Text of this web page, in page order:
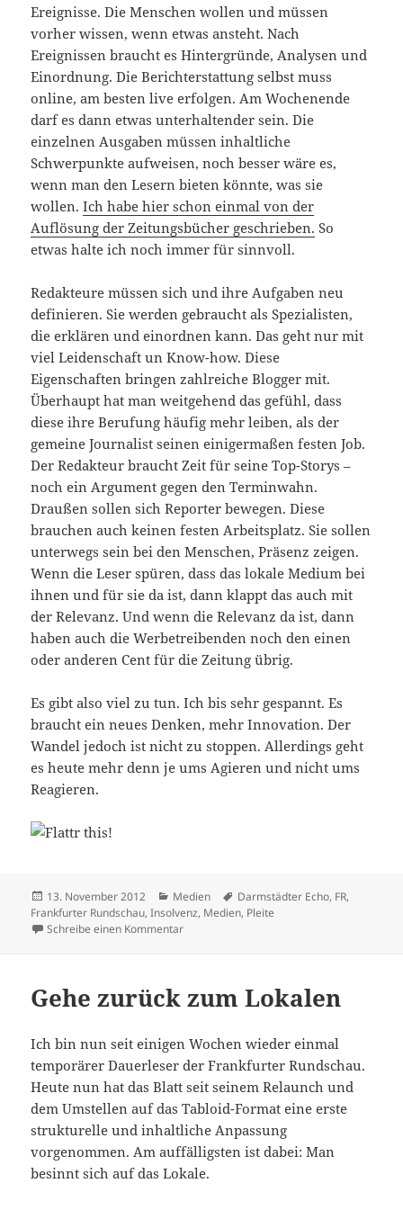
Ereignisse. Die Menschen wollen und müssen
vorher wissen, wenn etwas ansteht. Nach
Ereignissen braucht es Hintergründe, Analysen und
Einordnung. Die Berichterstattung selbst muss
online, am besten live erfolgen. Am Wochenende
darf es dann etwas unterhaltender sein. Die
einzelnen Ausgaben müssen inhaltliche
Schwerpunkte aufweisen, noch besser wäre es,
wenn man den Lesern bieten könnte, was sie
wollen.Ich habe hier schon einmal von der
Auflösung der Zeitungsbücher geschrieben. So
etwas halte ich noch immer für sinnvoll.
Redakteure müssen sich und ihre Aufgaben neu
definieren. Sie werden gebraucht als Spezialisten,
die erklären und einordnen kann. Das geht nur mit
viel Leidenschaft un Know-how. Diese
Eigenschaften bringen zahlreiche Blogger mit.
Überhaupt hat man weitgehend das gefühl, dass
diese ihre Berufung häufig mehr leiben, als der
gemeine Journalist seinen einigermaßen festen Job.
Der Redakteur braucht Zeit für seine Top-Storys –
noch ein Argument gegen den Terminwahn.
Draußen sollen sich Reporter bewegen. Diese
brauchen auch keinen festen Arbeitsplatz. Sie sollen
unterwegs sein bei den Menschen, Präsenz zeigen.
Wenn die Leser spüren, dass das lokale Medium bei
ihnen und für sie da ist, dann klappt das auch mit
der Relevanz. Und wenn die Relevanz da ist, dann
haben auch die Werbetreibenden noch den einen
oder anderen Cent für die Zeitung übrig.
Es gibt also viel zu tun. Ich bis sehr gespannt. Es
braucht ein neues Denken, mehr Innovation. Der
Wandel jedoch ist nicht zu stoppen. Allerdings geht
es heute mehr denn je ums Agieren und nicht ums
Reagieren.
Veröffentlicht
am
13. November 2012 Kategorien
Medien Schlagwörter
Darmstädter Echo, FR,
Frankfurter Rundschau,Insolvenz, Medien, Pleite
Schreibe einen Kommentarzu FR – oder ein Niedergang in Raten
Gehe zurück zum Lokalen
Ich bin nun seit einigen Wochen wieder einmal
temporärer Dauerleser der Frankfurter Rundschau.
Heute nun hat das Blatt seit seinem Relaunch und
dem Umstellen auf das Tabloid-Format eine erste
strukturelle und inhaltliche Anpassung
vorgenommen. Am auffälligsten ist dabei: Man
besinnt sich auf das Lokale.